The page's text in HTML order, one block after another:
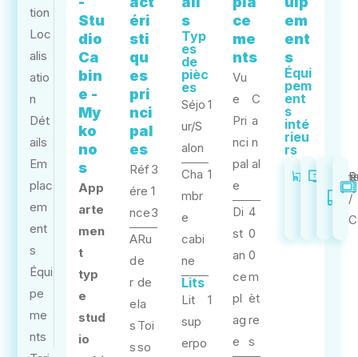
tion
Loc
alis
atio
n
Dét
ails
Em
plac
em
ent
s
Équi
pe
me
nts
Stu
dio
Ca
bin
e -
My
ko
no
s
App
arte
men
t
typ
e
stud
io
éri
sti
qu
es
pri
nci
pal
es
Réf
ére
nce
3
1
3
A
d
r
e
s
s
Ru
e
de
la
Toi
so
s
Typ
es
de
pièc
es
Séjo
ur/S
alon
1
Cha
mbr
e
cabi
ne
1
Lits
Lit
sup
erpo
1
ce
me
nts
Vu
e
Pri
nci
pal
e
C
a
n
al
Di
st
an
ce
pl
ag
e
4
0
0
m
èt
re
s
em
ent
s
Équi
pem
ent
s
inté
rieu
rs
/